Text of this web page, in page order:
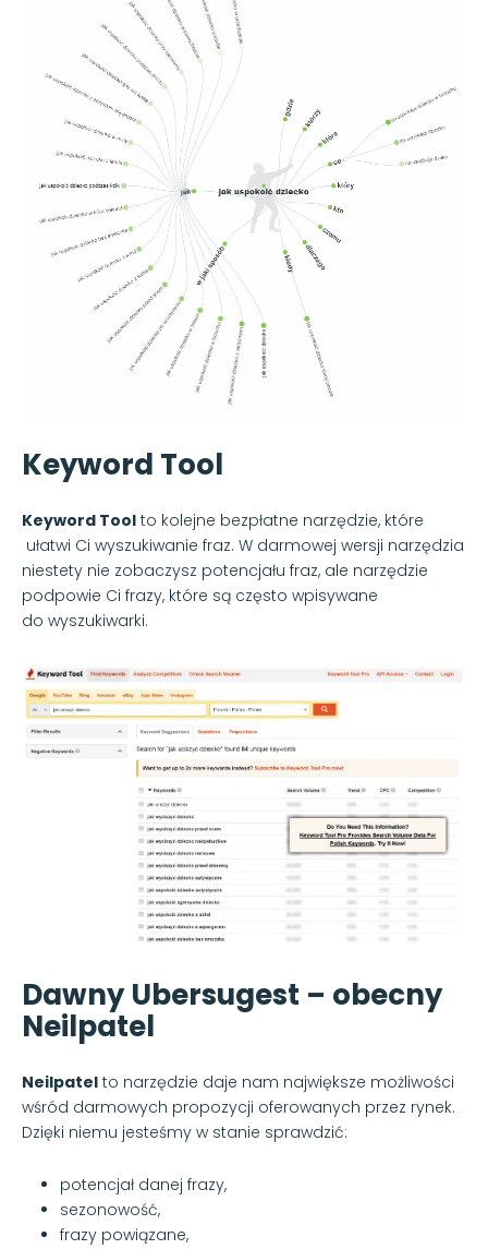
Keyword Tool
Keyword Tool to kolejne bezpłatne narzędzie, które
ułatwi Ci wyszukiwanie fraz. W darmowej wersji narzędzia
niestety nie zobaczysz potencjału fraz, ale narzędzie
podpowie Ci frazy, które są często wpisywane
do wyszukiwarki.
Dawny Ubersugest – obecny
Neilpatel
Neilpatel to narzędzie daje nam największe możliwości
wśród darmowych propozycji oferowanych przez rynek.
Dzięki niemu jesteśmy w stanie sprawdzić:
potencjał danej frazy,
sezonowość,
frazy powiązane,